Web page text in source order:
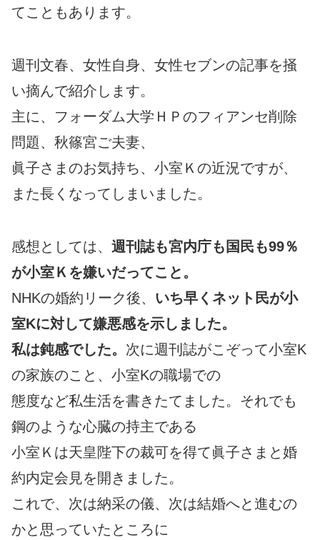
てこともあります。
週刊文春、女性自身、女性セブンの記事を掻
い摘んで紹介します。
主に、フォーダム大学ＨＰのフィアンセ削除
問題、秋篠宮ご夫妻、
眞子さまのお気持ち、小室Ｋの近況ですが、
また長くなってしまいました。
感想としては、 週刊誌も宮内庁も国民も99％
が小室Ｋを嫌いだってこと。
NHKの婚約リーク後、 いち早くネット民が小
室Kに対して嫌悪感を示しました。
私は鈍感でした。 次に週刊誌がこぞって小室K
の家族のこと、小室Kの職場での
態度など私生活を書きたてました。それでも
鋼のような心臓の持主である
小室Ｋは天皇陛下の裁可を得て眞子さまと婚
約内定会見を開きました。
これで、次は納采の儀、次は結婚へと進むの
かと思っていたところに